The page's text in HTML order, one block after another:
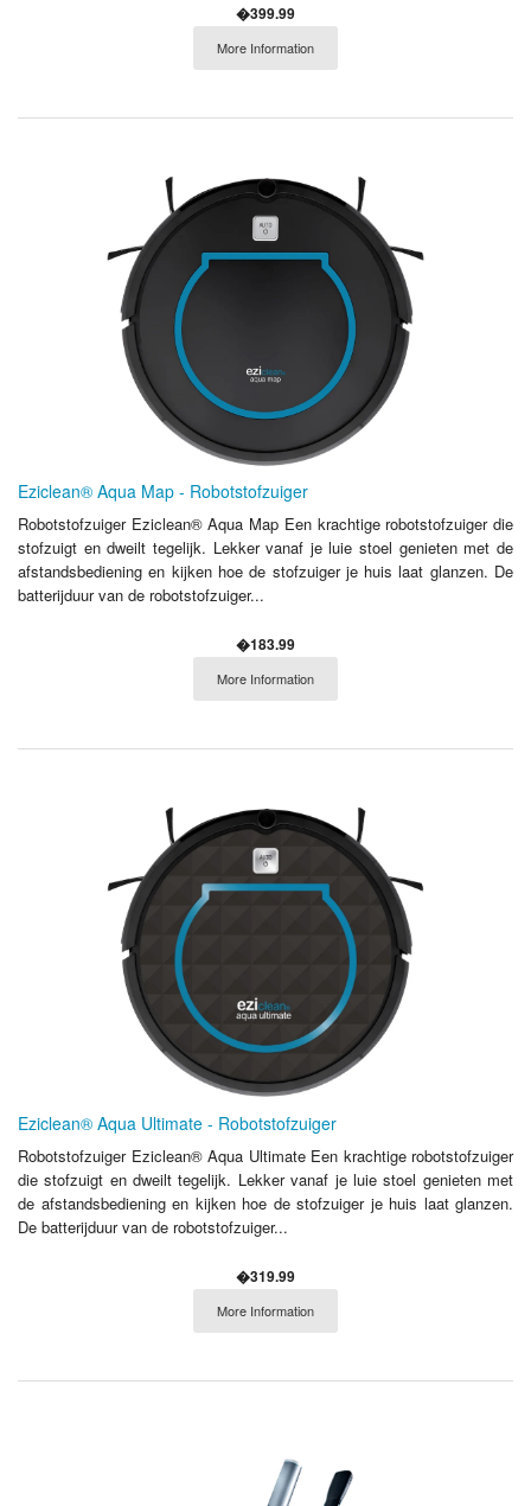
�399.99
More Information
Eziclean® Aqua Map - Robotstofzuiger
Robotstofzuiger Eziclean® Aqua Map Een krachtige robotstofzuiger die
stofzuigt en dweilt tegelijk. Lekker vanaf je luie stoel genieten met de
afstandsbediening en kijken hoe de stofzuiger je huis laat glanzen. De
batterijduur van de robotstofzuiger...
�183.99
More Information
Eziclean® Aqua Ultimate - Robotstofzuiger
Robotstofzuiger Eziclean® Aqua Ultimate Een krachtige robotstofzuiger
die stofzuigt en dweilt tegelijk. Lekker vanaf je luie stoel genieten met
de afstandsbediening en kijken hoe de stofzuiger je huis laat glanzen.
De batterijduur van de robotstofzuiger...
�319.99
More Information